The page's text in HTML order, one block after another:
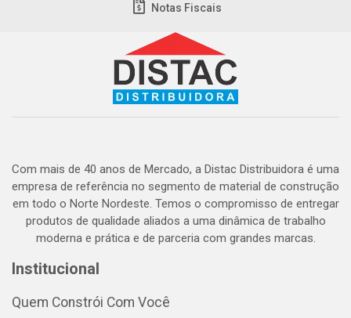
Notas Fiscais
Com mais de 40 anos de Mercado, a Distac Distribuidora é uma
empresa de referência no segmento de material de construção
em todo o Norte Nordeste. Temos o compromisso de entregar
produtos de qualidade aliados a uma dinâmica de trabalho
moderna e prática e de parceria com grandes marcas.
Institucional
Quem Constrói Com Você